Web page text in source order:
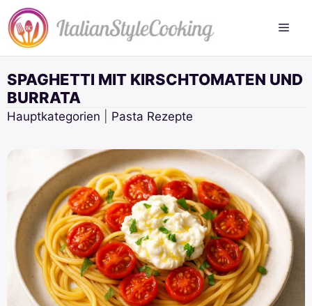
Zum
Inhalt
springen
SPAGHETTI MIT KIRSCHTOMATEN UND
BURRATA
Hauptkategorien Pasta Rezepte